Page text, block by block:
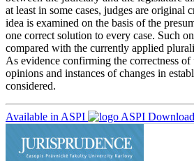
at least in some cases, judges are original
idea is examined on the basis of the
one correct solution to every case. Such
compared with the currently applied
As evidence confirming the correctness of
opinions and instances of changes in
considered.
Available in ASPI Download